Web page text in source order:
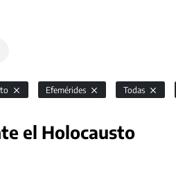
Efemérides Todas
el Holocausto